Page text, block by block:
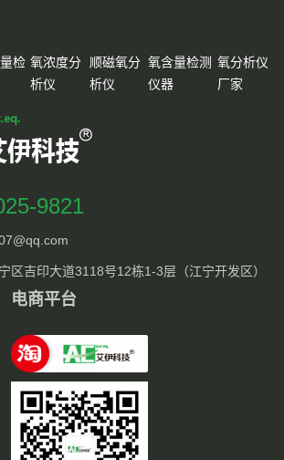
检 氧浓度分
析仪
顺磁氧分
析仪
氧含量检测
仪器
氧分析仪
厂家
9821
区吉印大道3118号12栋1-3层（江宁开发区）
电商平台